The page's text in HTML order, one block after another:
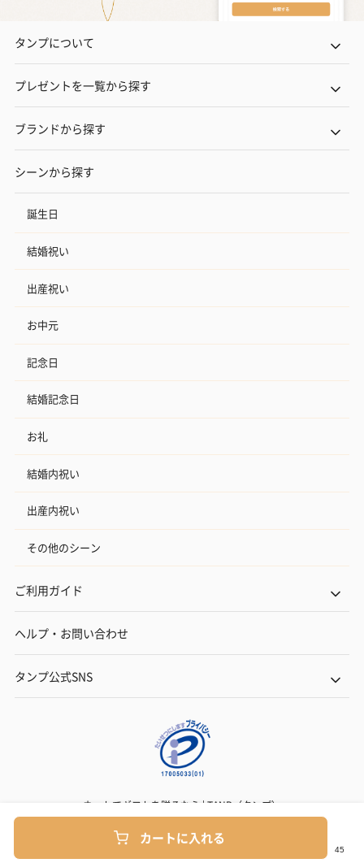
カートに入れる
タンプについて
プレゼントを一覧から探す
ブランドから探す
シーンから探す
誕生日
結婚祝い
出産祝い
お中元
記念日
結婚記念日
お礼
結婚内祝い
出産内祝い
その他のシーン
ご利用ガイド
ヘルプ・お問い合わせ
タンプ公式SNS
ネットでギフトを贈るなら | TANP（タンプ）